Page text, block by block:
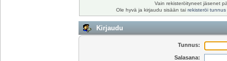
Vain rekisteröityneet jäsenet
Ole hyvä ja kirjaudu sisään tai rekisteröi tunnus
Kirjaudu
Tunnus:
Salasana: